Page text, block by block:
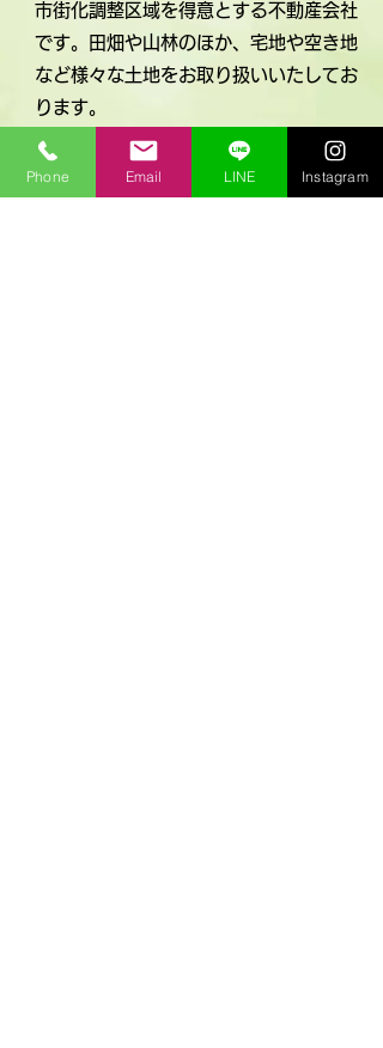
市街化調整区域を得意とする不動産会社
です。田畑や山林のほか、宅地や空き地
など様々な土地をお取り扱いいたしてお
ります。
​弊社は「買取業務」に特化しており、専
Phone Email LINE Instagram